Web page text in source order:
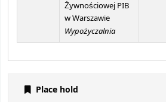
Żywnościowej PIB
w Warszawie
Wypożyczalnia
Place hold